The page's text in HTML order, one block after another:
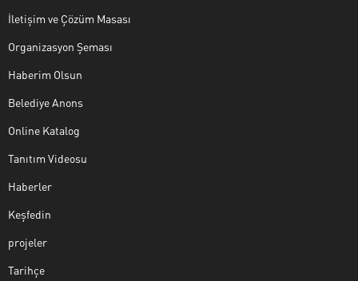
İletişim ve Çözüm Masası
Organizasyon Şeması
Haberim Olsun
Belediye Anons
Online Katalog
Tanıtım Videosu
Haberler
Keşfedin
projeler
Tarihçe